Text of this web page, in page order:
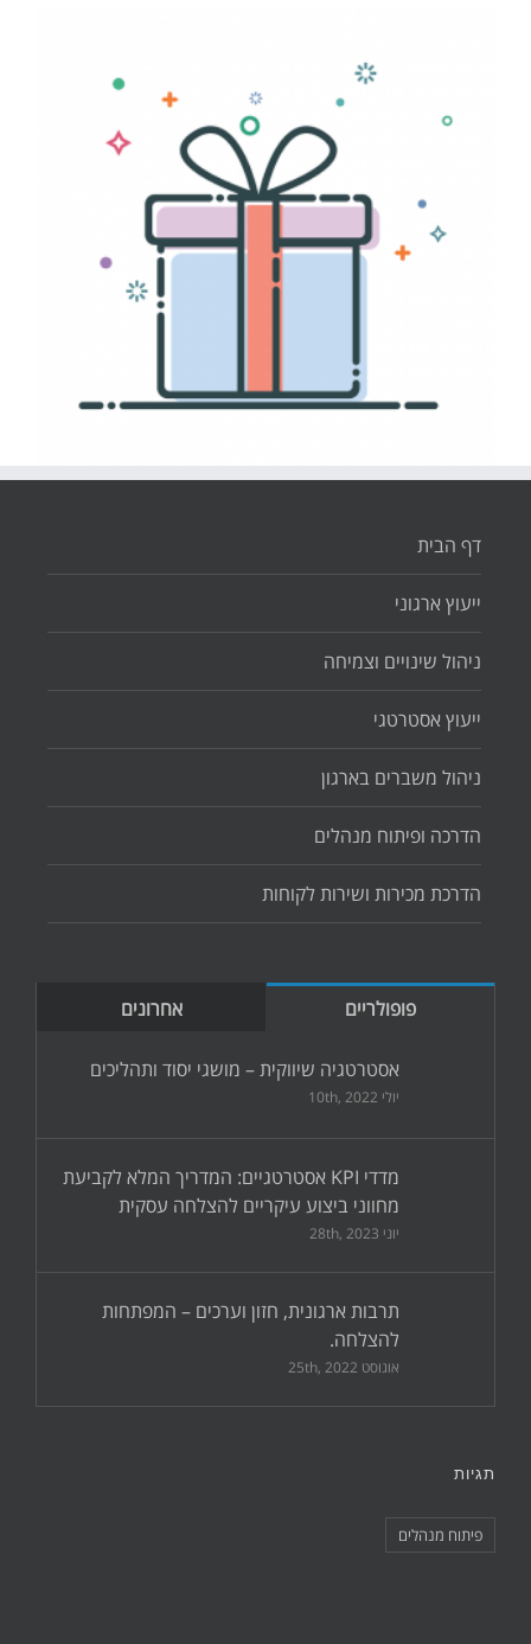
דף הבית
ייעוץ ארגוני
ניהול שינויים וצמיחה
ייעוץ אסטרטגי
ניהול משברים בארגון
הדרכה ופיתוח מנהלים
הדרכת מכירות ושירות לקוחות
פופולריים אחרונים
אסטרטגיה שיווקית – מושגי יסוד ותהליכים
יולי 10th, 2022
מדדי KPI אסטרטגיים: המדריך המלא לקביעת
מחווני ביצוע עיקריים להצלחה עסקית
יוני 28th, 2023
תרבות ארגונית, חזון וערכים – המפתחות
להצלחה.
אוגוסט 25th, 2022
תגיות
פיתוח מנהלים